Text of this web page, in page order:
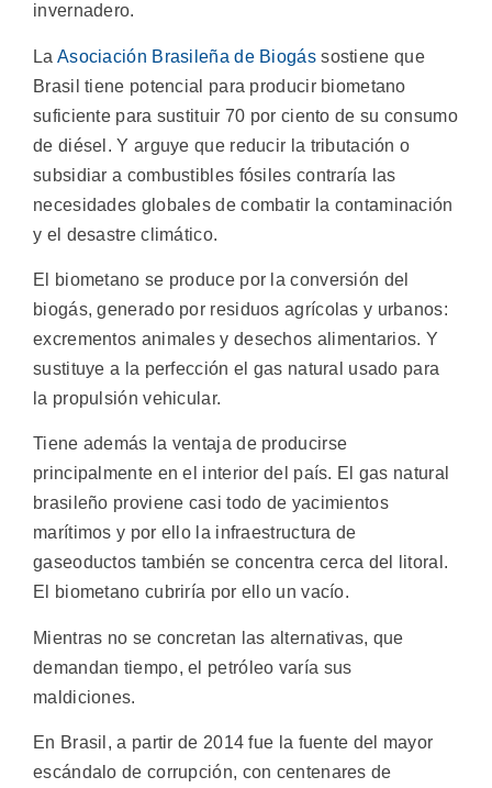
invernadero.
La Asociación Brasileña de Biogássostiene que
Brasil tiene potencial para producir biometano
suficiente para sustituir 70 por ciento de su consumo
de diésel. Y arguye que reducir la tributación o
subsidiar a combustibles fósiles contraría las
necesidades globales de combatir la contaminación
y el desastre climático.
El biometano se produce por la conversión del
biogás, generado por residuos agrícolas y urbanos:
excrementos animales y desechos alimentarios. Y
sustituye a la perfección el gas natural usado para
la propulsión vehicular.
Tiene además la ventaja de producirse
principalmente en el interior del país. El gas natural
brasileño proviene casi todo de yacimientos
marítimos y por ello la infraestructura de
gaseoductos también se concentra cerca del litoral.
El biometano cubriría por ello un vacío.
Mientras no se concretan las alternativas, que
demandan tiempo, el petróleo varía sus
maldiciones.
En Brasil, a partir de 2014 fue la fuente del mayor
escándalo de corrupción, con centenares de